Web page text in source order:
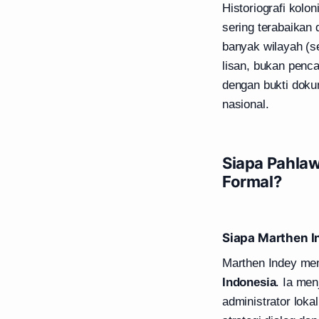
Historiografi
sering terabaikan
banyak wilayah
lisan, bukan
dengan bukti
nasional.
Siapa
Formal?
Siapa Marthen
Marthen Indey
Indonesia. Ia
administrator